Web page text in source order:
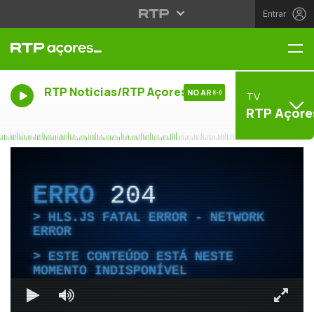
Entrar
RTP Noticias/RTP Açores NO AR TV
RTP
ERRO204
HLS.JS FATAL ERROR - NETWORK
ERROR
ESTE CONTEÚDO ESTÁ NESTE
MOMENTO INDISPONÍVEL